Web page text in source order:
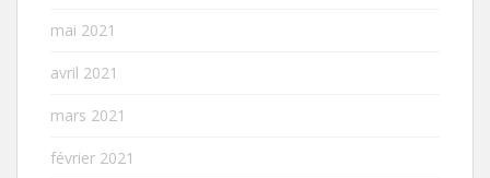
mai 2021
avril 2021
mars 2021
février 2021